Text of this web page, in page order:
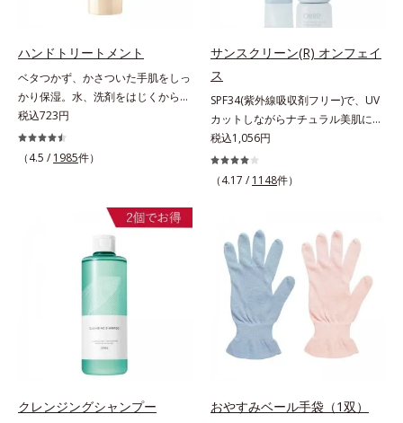
感のない、ずっと触っていたくなる
メが細かい泡はやさしい肌あた
タイムに癒しのひとときをもたらし
ます。*1 ラウロイルシルクアミノ
酸K*2 異性化糖
ハンドトリートメント
ベタつかず、かさついた手肌をしっ
かり保湿。水、洗剤をはじくからキ
ッチンでも使用できる万能型ハンド
クリーム。常に外気にさらされてい
る上、もともと皮脂分泌が少ない手
れた角層を整え、うるおいを閉じ込
めながら肌表面をなめらかにし肌荒
れを防止します。また、リピジュア
（R）−NR(*) が手肌にピタッと密着
して、うるおいバリアを作り乾燥な
どの外部刺激から手肌を徹底ガード
ピジュアは、日油株式会社の登録商
税込723円
（4.5 / 1985件）
サンスクリーン(R) オンフェイ
ス
SPF34(紫外線吸収剤フリー)で、UV
カットしながらナチュラル美肌に。
これ1本で“小でかけ”にも、化粧下
地としても。この1本があれば、“ち
ょっとそこまで”もOKなすっぴん美
焼け止めです。 紫外線、近赤外
線、大気汚染物質(*2)を含むダメー
ジに着目し、それらから肌を守る成
分を配合しました。誰の肌にもなじ
む絶妙な色設計で、白浮きなしの明
るい自然なつや肌に。さらに超軽量
粉体を採用しているので、とっても
軽い付けごこち。単品でも、化粧下
タつくことなくうるおい感覚が続く
税込1,056円
（4.17 / 1148件）
クレンジングシャンプー おやすみベール手袋（1双）